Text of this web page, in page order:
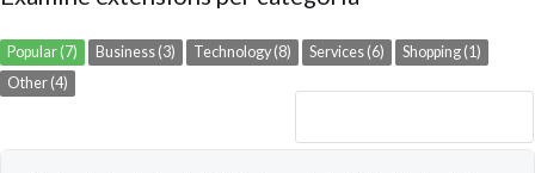
Popular (7) Business (3) Technology (8) Services (6)
Shopping (1)
Other (4)